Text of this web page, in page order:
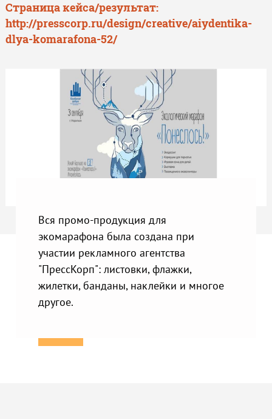
Страница кейса/результат:
http://presscorp.ru/design/creative/aiydentika-
dlya-komarafona-52/
Вся промо-продукция для
экомарафона была создана при
участии рекламного агентства
"ПрессКорп": листовки, флажки,
жилетки, банданы, наклейки и многое
другое.